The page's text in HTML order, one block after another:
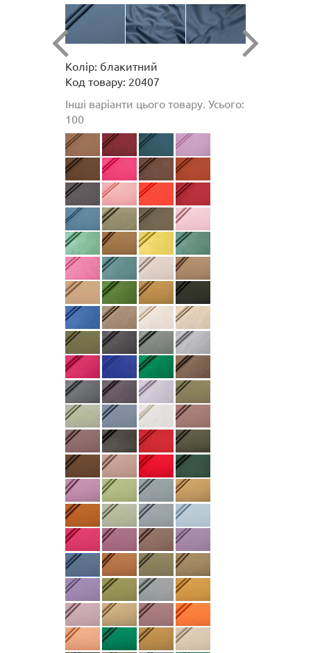
Колір: блакитний
Код товару: 20407
Інші варіанти цього товару. Усього:
100